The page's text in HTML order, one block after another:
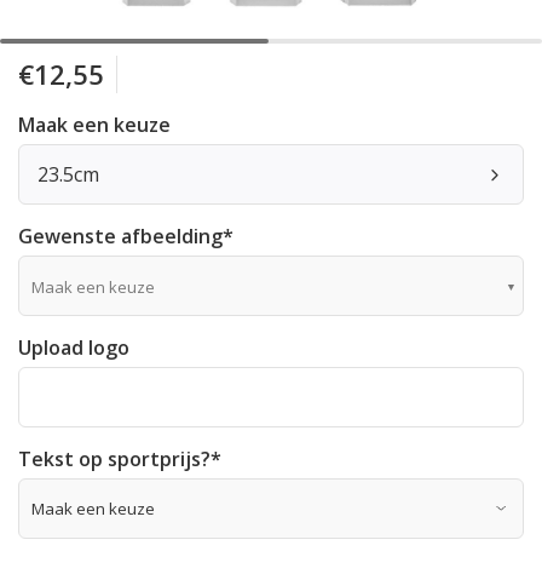
€12,55
Maak een keuze
23.5cm
Gewenste afbeelding*
Maak een keuze
Upload logo
Tekst op sportprijs?*